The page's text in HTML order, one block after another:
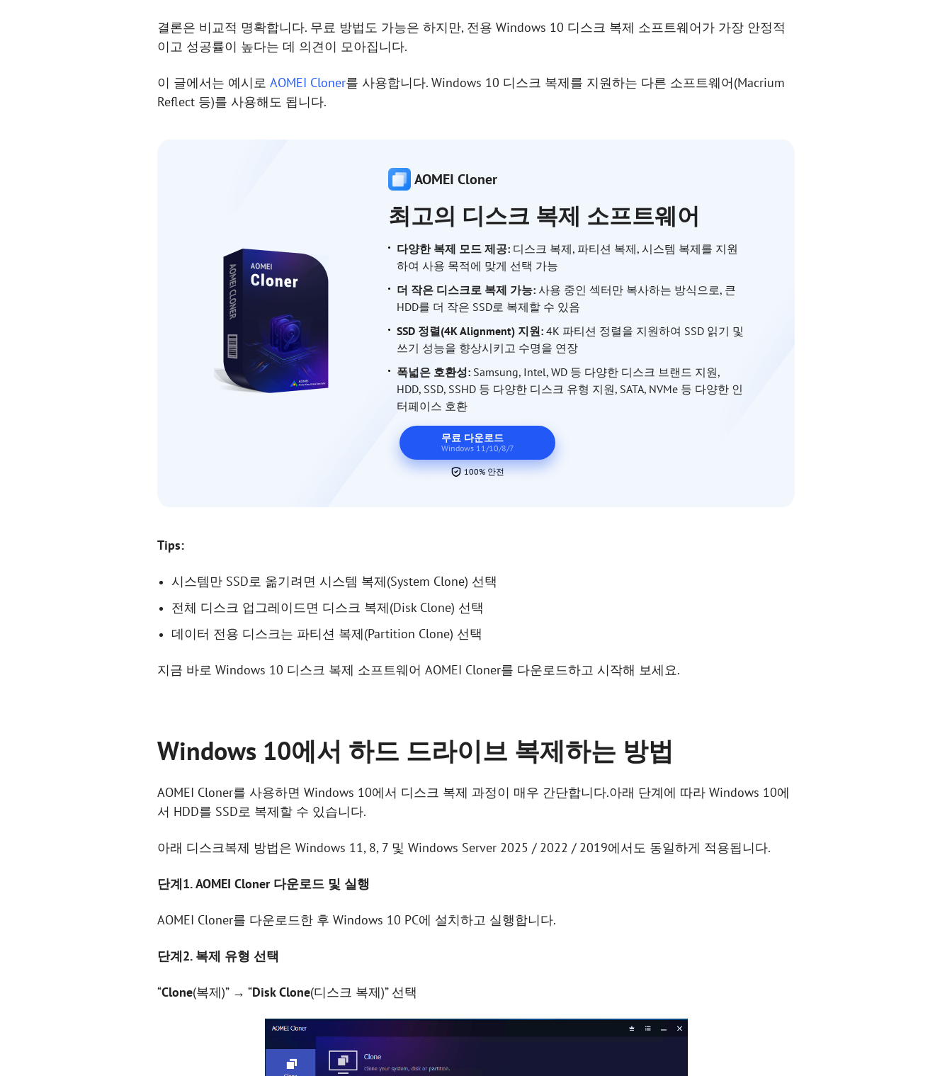
결론은 비교적 명확합니다. 무료 방법도 가능은 하지만, 전용 Windows 10 디스크 복제 소프트웨어가 가장 안정적
이고 성공률이 높다는 데 의견이 모아집니다.
이 글에서는 예시로 AOMEI Cloner를 사용합니다. Windows 10 디스크 복제를 지원하는 다른 소프트웨어(Macrium
Reflect 등)를 사용해도 됩니다.
AOMEI Cloner
최고의 디스크 복제 소프트웨어
다양한 복제 모드 제공: 디스크 복제, 파티션 복제, 시스템 복제를 지원
하여 사용 목적에 맞게 선택 가능
더 작은 디스크로 복제 가능:사용 중인 섹터만 복사하는 방식으로, 큰
HDD를 더 작은 SSD로 복제할 수 있음
SSD 정렬(4K Alignment) 지원:4K 파티션 정렬을 지원하여 SSD 읽기 및
쓰기 성능을 향상시키고 수명을 연장
폭넓은 호환성: Samsung, Intel, WD 등 다양한 디스크 브랜드 지원,
HDD, SSD, SSHD 등 다양한 디스크 유형 지원, SATA, NVMe 등 다양한 인
터페이스 호환
무료 다운로드
Windows 11/10/8/7
100% 안전
Tips:
시스템만 SSD로 옮기려면 시스템 복제(System Clone) 선택
전체 디스크 업그레이드면 디스크 복제(Disk Clone) 선택
데이터 전용 디스크는 파티션 복제(Partition Clone) 선택
지금 바로 Windows 10 디스크 복제 소프트웨어 AOMEI Cloner를 다운로드하고 시작해 보세요.
Windows 10에서 하드 드라이브 복제하는 방법
AOMEI Cloner를 사용하면 Windows 10에서 디스크 복제 과정이 매우 간단합니다.아래 단계에 따라 Windows 10에
서 HDD를 SSD로 복제할 수 있습니다.
아래 디스크복제 방법은 Windows 11, 8, 7 및 Windows Server 2025 / 2022 / 2019에서도 동일하게 적용됩니다.
단계1. AOMEI Cloner 다운로드 및 실행
AOMEI Cloner를 다운로드한 후 Windows 10 PC에 설치하고 실행합니다.
단계2. 복제 유형 선택
“Clone(복제)” → “Disk Clone(디스크 복제)” 선택